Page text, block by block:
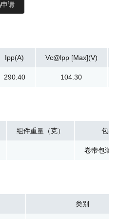
请
Ipp(A)
290.40
Vc@lpp [Max](V)
104.30
组件重量（克） 包装
卷带包装
类别